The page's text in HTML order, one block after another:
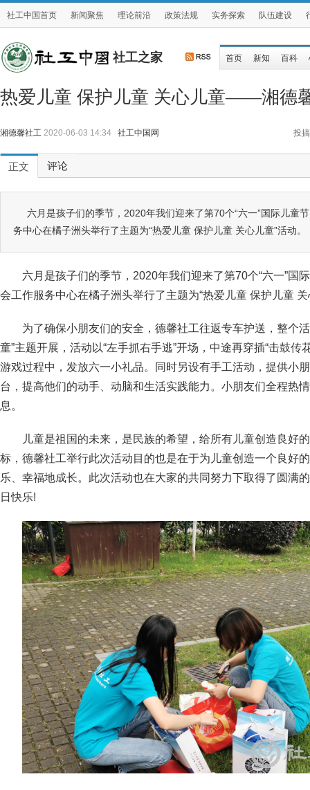
社工中国首页 新闻聚焦 理论前沿 政策法规 实务探索 队伍建设
社工之家 首页 新知 百科
热爱儿童 保护儿童 关心儿童——湘德
湘德馨社工 2020-06-03 14:34 社工中国网 投搞
正文 评论
六月是孩子们的季节，2020年我们迎来了第70个“六一”国际儿童
务中心在橘子洲头举行了主题为“热爱儿童 保护儿童 关心儿童”活动。
六月是孩子们的季节，2020年我们迎来了第70个“六一”国
会工作服务中心在橘子洲头举行了主题为“热爱儿童 保护儿童 关
为了确保小朋友们的安全，德馨社工往返专车护送，整个
童”主题开展，活动以“左手抓右手逃”开场，中途再穿插“击鼓传
游戏过程中，发放六一小礼品。同时另设有手工活动，提供小
台，提高他们的动手、动脑和生活实践能力。小朋友们全程热
息。
儿童是祖国的未来，是民族的希望，给所有儿童创造良好
标，德馨社工举行此次活动目的也是在于为儿童创造一个良好
乐、幸福地成长。此次活动也在大家的共同努力下取得了圆满
日快乐!